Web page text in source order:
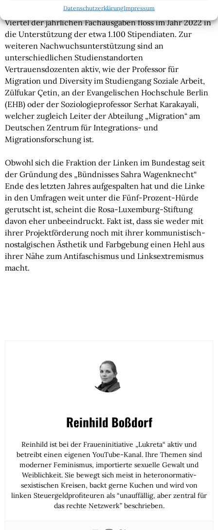
DatenschutzerklärungImpressum
sich auf die politische Nachwuchsförderung. Über ein
Viertel der jährlichen Fachausgaben floss im Jahr 2022 in
die Unterstützung der etwa 1.100 Stipendiaten. Zur
weiteren Nachwuchsunterstützung sind an
unterschiedlichen Studienstandorten
Vertrauensdozenten aktiv, wie der Professor für
Migration und Diversity im Studiengang Soziale Arbeit,
Zülfukar Çetin, an der Evangelischen Hochschule Berlin
(EHB) oder der Soziologieprofessor Serhat Karakayali,
welcher zugleich Leiter der Abteilung „Migration“ am
Deutschen Zentrum für Integrations- und
Migrationsforschung ist.
Obwohl sich die Fraktion der Linken im Bundestag seit
der Gründung des „Bündnisses Sahra Wagenknecht“
Ende des letzten Jahres aufgespalten hat und die Linke
in den Umfragen weit unter die Fünf-Prozent-Hürde
gerutscht ist, scheint die Rosa-Luxemburg-Stiftung
davon eher unbeeindruckt. Fakt ist, dass sie weder mit
ihrer Projektförderung noch mit ihrer kommunistisch-
nostalgischen Ästhetik und Farbgebung einen Hehl aus
ihrer Nähe zum Antifaschismus und Linksextremismus
macht.
Reinhild Boßdorf
Reinhild ist bei der Fraueninitiative „Lukreta“ aktiv und
betreibt einen eigenen YouTube-Kanal. Ihre Themen sind
moderner Feminismus, importierte sexuelle Gewalt und
Weiblichkeit. Sie bewegt sich meist in heteronormativ-
sexistischen Kreisen, backt gerne Kuchen und wird von
linken Steuergeldprofiteuren als “unauffällig, aber zentral für
das rechte Netzwerk” beschrieben.